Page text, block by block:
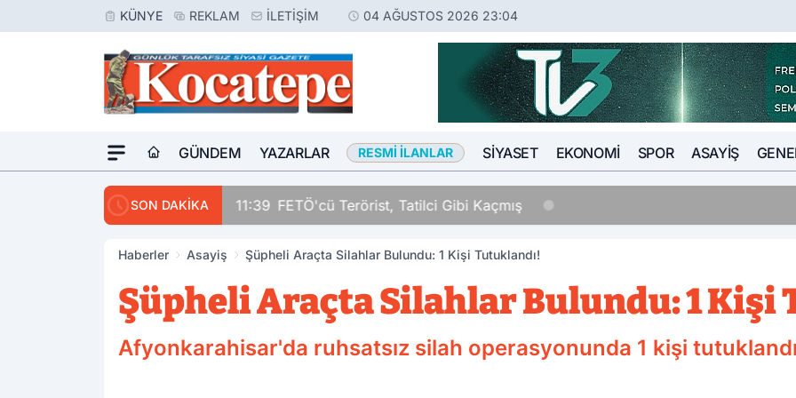
KÜNYE REKLAM İLETIŞIM 04 AĞUSTOS 2026 23:04
GÜNDEM YAZARLAR RESMI İLANLAR SIYASET EKONOMI SPOR ASAYIŞ
SON DAKİKA 11:39 FETÖ'cü Terörist, Tatilci Gibi Kaçmış
Haberler Asayiş Şüpheli Araçta Silahlar Bulundu: 1 Kişi Tutuklandı!
Şüpheli Araçta Silahlar Bulundu: 1 Kişi
Afyonkarahisar'da ruhsatsız silah operasyonunda 1 kişi